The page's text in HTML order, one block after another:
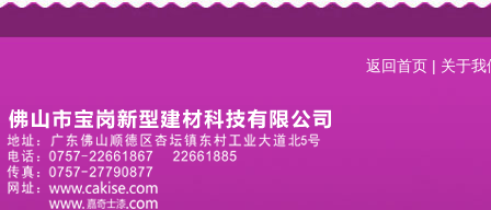
返回首页 | 关于我